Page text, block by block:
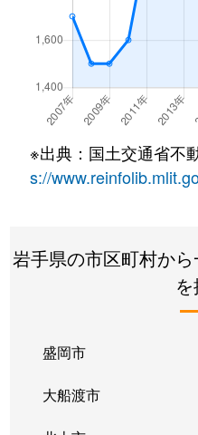
※出典：国土交通省不
s://
岩手県の市区町村か
盛岡市
大船渡市